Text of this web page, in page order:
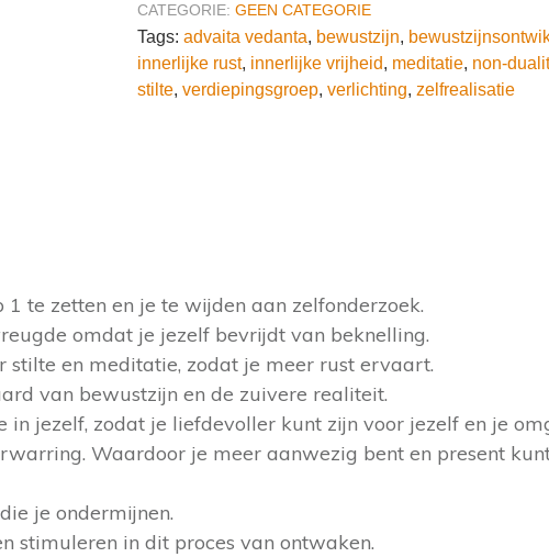
ZIJN
aantal
CATEGORIE: GEEN CATEGORIE
Tags: advaita vedanta, bewustzijn,
innerlijke rust, innerlijke vrijheid, meditatie, non-
stilte, verdiepingsgroep, verlichting, zelfrealisatie
te zetten en je te wijden aan zelfonderzoek.
omdat je jezelf bevrijdt van beknelling.
en meditatie, zodat je meer rust ervaart.
van bewustzijn en de zuivere realiteit.
jezelf, zodat je liefdevoller kunt zijn voor jezelf en je
Waardoor je meer aanwezig bent en present
je ondermijnen.
stimuleren in dit proces van ontwaken.